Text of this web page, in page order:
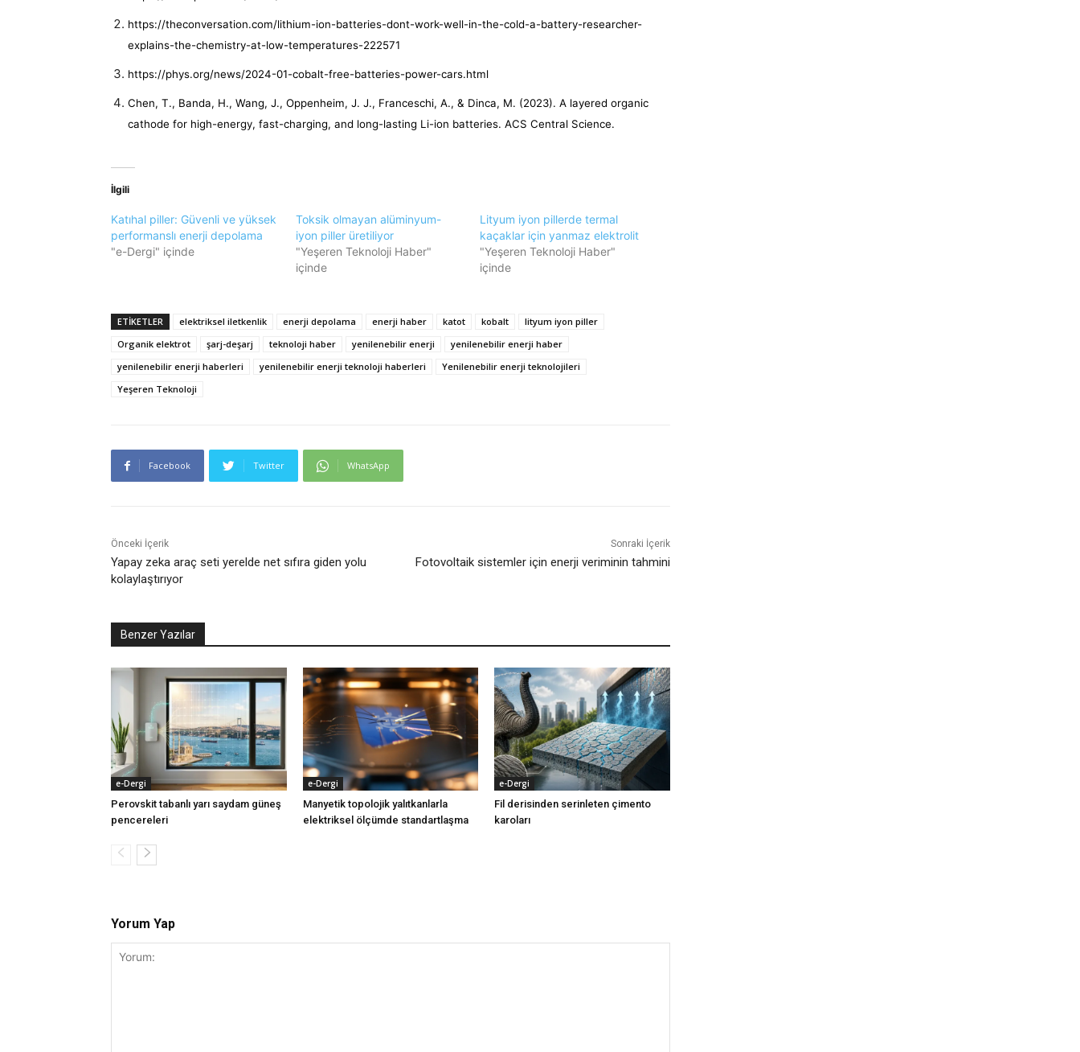
https://theconversation.com/lithium-ion-batteries-dont-work-well-in-the-cold-a-battery-researcher-
explains-the-chemistry-at-low-temperatures-222571
https://phys.org/news/2024-01-cobalt-free-batteries-power-cars.html
Chen, T., Banda, H., Wang, J., Oppenheim, J. J., Franceschi, A., & Dinca, M. (2023). A layered organic
cathode for high-energy, fast-charging, and long-lasting Li-ion batteries. ACS Central Science.
İlgili
Katıhal piller: Güvenli ve yüksek
performanslı enerji depolama
"e-Dergi" içinde
Toksik olmayan alüminyum-
iyon piller üretiliyor
"Yeşeren Teknoloji Haber"
içinde
Lityum iyon pillerde termal
kaçaklar için yanmaz elektrolit
"Yeşeren Teknoloji Haber"
içinde
ETIKETLER elektriksel iletkenlik enerji depolama enerji haber katot kobalt
lityum iyon piller
Organik elektrot
şarj-deşarj teknoloji haber yenilenebilir enerji
yenilenebilir enerji haber
yenilenebilir enerji haberleri
yenilenebilir enerji teknoloji haberleri
Yenilenebilir enerji teknolojileri
Yeşeren Teknoloji
Facebook Twitter WhatsApp
Önceki İçerik
Yapay zeka araç seti yerelde net sıfıra giden yolu
kolaylaştırıyor
Sonraki İçerik
Fotovoltaik sistemler için enerji veriminin tahmini
Benzer Yazılar
e-Dergi
Perovskit tabanlı yarı saydam güneş
pencereleri
e-Dergi
Manyetik topolojik yalıtkanlarla
elektriksel ölçümde standartlaşma
e-Dergi
Fil derisinden serinleten çimento
karoları
Yorum Yap